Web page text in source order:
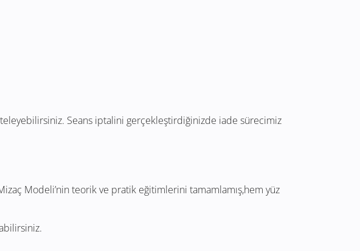
Seans iptalini gerçekleştirdiğinizde iade sürecimiz
Modeli’nin teorik ve pratik eğitimlerini tamamlamış,hem yüz